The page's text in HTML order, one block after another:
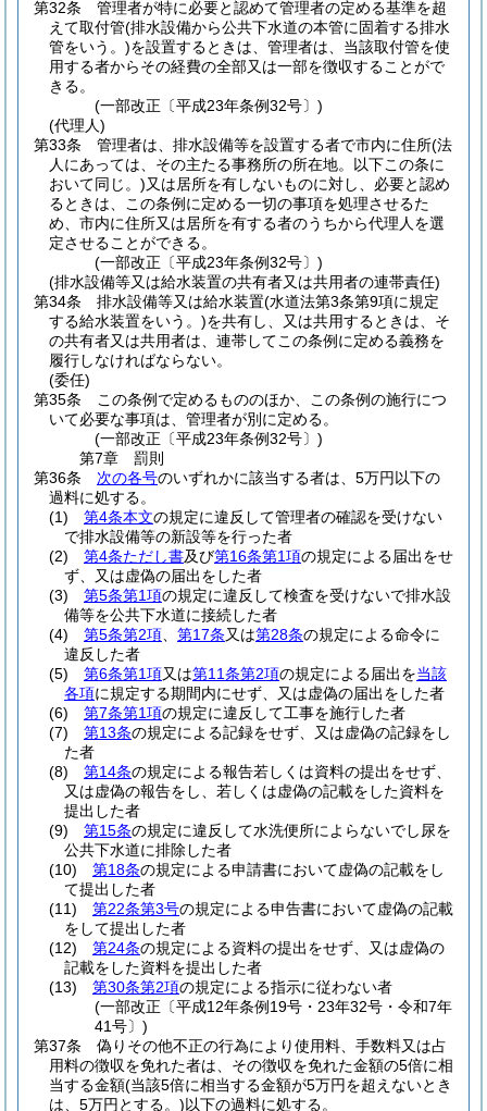
第32条
管理者が特に必要と認めて管理者の定める基準を超
えて取付管(排水設備から公共下水道の本管に固着する排水
管をいう。)を設置するときは、管理者は、当該取付管を使
用する者からその経費の全部又は一部を徴収することがで
きる。
(一部改正〔平成23年条例32号〕)
(代理人)
第33条
管理者は、排水設備等を設置する者で市内に住所(法
人にあっては、その主たる事務所の所在地。以下この条に
おいて同じ。)又は居所を有しないものに対し、必要と認め
るときは、この条例に定める一切の事項を処理させるた
め、市内に住所又は居所を有する者のうちから代理人を選
定させることができる。
(一部改正〔平成23年条例32号〕)
(排水設備等又は給水装置の共有者又は共用者の連帯責任)
第34条
排水設備等又は給水装置(水道法第3条第9項に規定
する給水装置をいう。)を共有し、又は共用するときは、そ
の共有者又は共用者は、連帯してこの条例に定める義務を
履行しなければならない。
(委任)
第35条
この条例で定めるもののほか、この条例の施行につ
いて必要な事項は、管理者が別に定める。
(一部改正〔平成23年条例32号〕)
第7章
罰則
第36条
次の各号のいずれかに該当する者は、5万円以下の
過料に処する。
(1)
第4条本文の規定に違反して管理者の確認を受けない
で排水設備等の新設等を行った者
(2)
第4条ただし書及び第16条第1項の規定による届出をせ
ず、又は虚偽の届出をした者
(3)
第5条第1項の規定に違反して検査を受けないで排水設
備等を公共下水道に接続した者
(4)
第5条第2項 第17条又は第28条の規定による命令に
違反した者
(5)
第6条第1項又は第11条第2項の規定による届出を当該
各項に規定する期間内にせず、又は虚偽の届出をした者
(6)
第7条第1項の規定に違反して工事を施行した者
(7)
第13条の規定による記録をせず、又は虚偽の記録をし
た者
(8)
第14条の規定による報告若しくは資料の提出をせず、
又は虚偽の報告をし、若しくは虚偽の記載をした資料を
提出した者
(9)
第15条の規定に違反して水洗便所によらないでし尿を
公共下水道に排除した者
(10)
第18条の規定による申請書において虚偽の記載をし
て提出した者
(11)
第22条第3号の規定による申告書において虚偽の記載
をして提出した者
(12)
第24条の規定による資料の提出をせず、又は虚偽の
記載をした資料を提出した者
(13)
第30条第2項の規定による指示に従わない者
(一部改正〔平成12年条例19号・23年32号・令和7年
41号〕)
第37条
偽りその他不正の行為により使用料、手数料又は占
用料の徴収を免れた者は、その徴収を免れた金額の5倍に相
当する金額(当該5倍に相当する金額が5万円を超えないとき
は、5万円とする。)以下の過料に処する。